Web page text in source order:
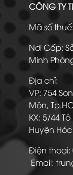
CÔNG TY
Mã số
Nơi Cấp:
Minh
Địa chỉ:
VP: 754
Môn,
KX: 5/44
Huyện Hóc
Điện
Email: